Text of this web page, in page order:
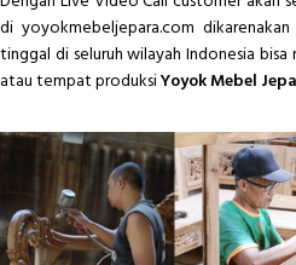
di yoyokmebeljepara.com
tinggal di seluruh wilayah Indonesia
atau tempat produksiYoyok Mebel